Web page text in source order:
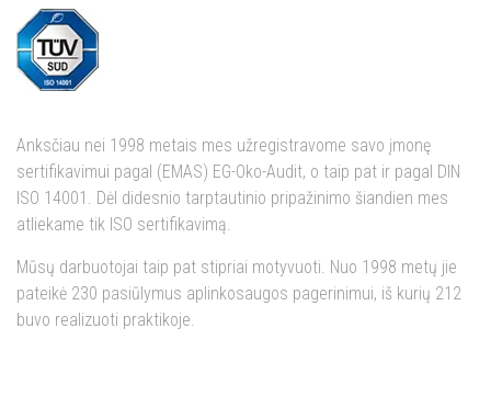
Anksčiau nei 1998 metais mes užregistravome savo įmonę
sertifikavimui pagal (EMAS) EG-Oko-Audit, o taip pat ir pagal DIN
ISO 14001 . Dėl didesnio tarptautinio pripažinimo šiandien mes
atliekame tik ISO sertifikavimą.
Mūsų darbuotojai taip pat stipriai motyvuoti. Nuo 1998 metų jie
pateikė 230 pasiūlymus aplinkosaugos pagerinimui, iš kurių 212
buvo realizuoti praktikoje.